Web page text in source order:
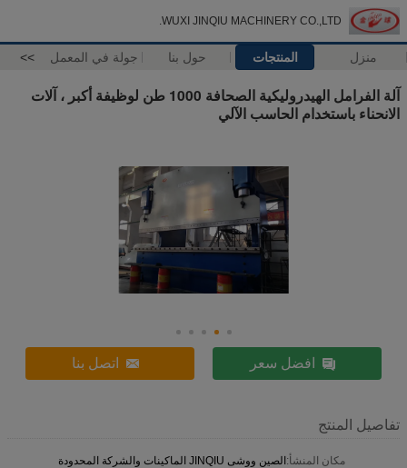
WUXI JINQIU MACHINERY CO.,LTD.
منزل المنتجات حول بنا جولة في المعمل >>
آلة الفرامل الهيدروليكية الصحافة 1000 طن لوظيفة أكبر ، آلات
الانحناء باستخدام الحاسب الآلي
افضل سعر اتصل بنا
تفاصيل المنتج
مكان المنشأ:الصين ووشى JINQIU الماكينات والشركة المحدودة